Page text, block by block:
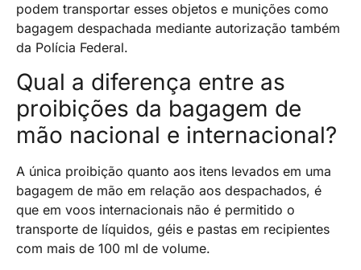
podem transportar esses objetos e munições como
bagagem despachada mediante autorização também
da Polícia Federal.
Qual a diferença entre as
proibições da bagagem de
mão nacional e internacional?
A única proibição quanto aos itens levados em uma
bagagem de mão em relação aos despachados, é
que em voos internacionais não é permitido o
transporte de líquidos, géis e pastas em recipientes
com mais de 100 ml de volume.